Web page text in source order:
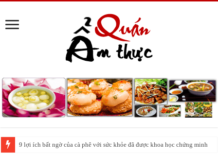
9 lợi ích bất ngờ của cà phê với sức khỏe đã được khoa học chứng minh